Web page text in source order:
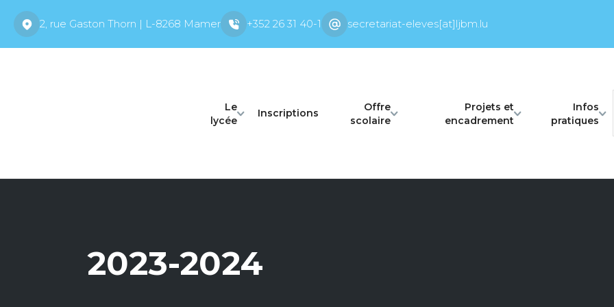
2, rue Gaston Thorn | L-8268 Mamer +352 26 31 40-1 secretariat-eleves[at]ljbm.lu
Le
lycée
Inscriptions
Offre
scolaire
Projets et
encadrement
Infos
pratiques
2023-2024